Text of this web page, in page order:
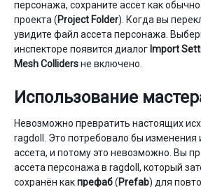
персонажа, сохраните ассет как
проекта (Project Folder). Когда вы
увидите файл ассета персонажа.
инспекторе появится диалог Import
Mesh Collidersне включено.
Использование
Невозможно превратить настоящих
ragdoll. Это потребовало бы изменения
ассета, и потому это невозможно. Вы
ассета персонажа в ragdoll, который
сохранён какпрефаб(Prefab) для